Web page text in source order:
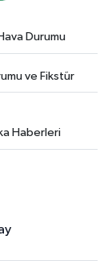
Durumu
ve Fikstür
Haberleri